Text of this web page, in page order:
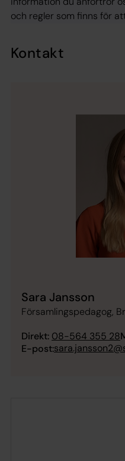
och regler som finns för
Kontakt
Sara Jansson
Församlingspedagog,
Direkt: 08-564 355 28
E-post: